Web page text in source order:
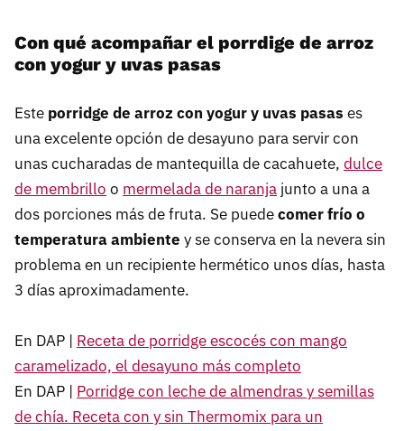
Con qué acompañar el porrdige de arroz
con yogur y uvas pasas
Este porridge de arroz con yogur y uvas pasas es
una excelente opción de desayuno para servir con
unas cucharadas de mantequilla de cacahuete, dulce
de membrillo o mermelada de naranja junto a una a
dos porciones más de fruta. Se puedecomer frío o
temperatura ambiente y se conserva en la nevera sin
problema en un recipiente hermético unos días, hasta
3 días aproximadamente.
En DAP | Receta de porridge escocés con mango
caramelizado, el desayuno más completo
En DAP | Porridge con leche de almendras y semillas
de chía. Receta con y sin Thermomix para un